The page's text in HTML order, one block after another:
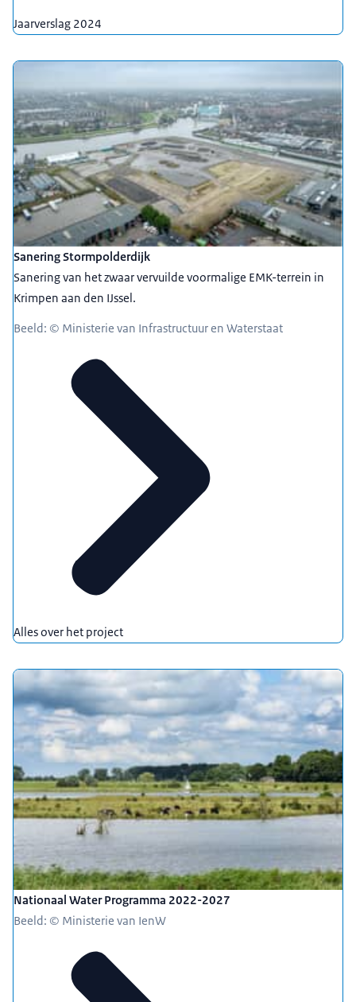
Jaarverslag 2024
Sanering Stormpolderdijk
Sanering van het zwaar vervuilde voormalige EMK-terrein in
Krimpen aan den IJssel.
Beeld: © Ministerie van Infrastructuur en Waterstaat
Alles over het project
Nationaal Water Programma 2022-2027
Beeld: © Ministerie van IenW